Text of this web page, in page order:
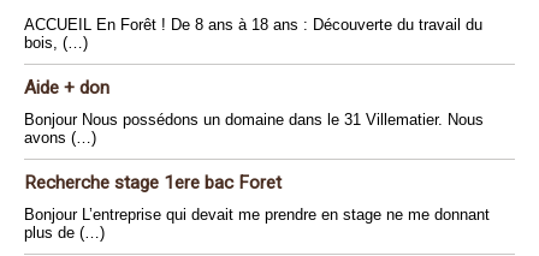
ACCUEIL En Forêt ! De 8 ans à 18 ans : Découverte du travail du
bois, (…)
Aide + don
Bonjour Nous possédons un domaine dans le 31 Villematier. Nous
avons (…)
Recherche stage 1ere bac Foret
Bonjour L’entreprise qui devait me prendre en stage ne me donnant
plus de (…)